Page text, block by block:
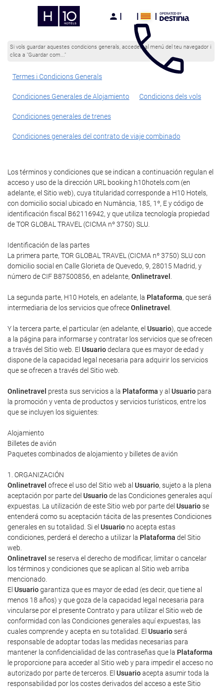
Si vols guardar aquestes condicions generals, accedeix al menú del teu navegador i
clica a "Guardar com..."
Termes i Condicions Generals
Condiciones Generales de Alojamiento Condicions dels vols
Condiciones generales de trenes
Condiciones generales del contrato de viaje combinado
Los términos y condiciones que se indican a continuación regulan el
acceso y uso de la dirección URL booking.h10hotels.com (en
adelante, el Sitio web), cuya titularidad corresponde a H10 Hotels,
con domicilio social ubicado en Numància, 185, 1º, E y código de
identificación fiscal B62116942, y que utiliza tecnología propiedad
de TOR GLOBAL TRAVEL (CICMA nº 3750) SLU.
Identificación de las partes
La primera parte, TOR GLOBAL TRAVEL (CICMA nº 3750) SLU con
domicilio social en Calle Glorieta de Quevedo, 9, 28015 Madrid, y
número de CIF B87500856, en adelante, Onlinetravel
La segunda parte, H10 Hotels, en adelante, la Plataforma, que será
intermediaria de los servicios que ofreceOnlinetravel
Y la tercera parte, el particular (en adelante, el Usuario), que accede
a la página para informarse y contratar los servicios que se ofrecen
a través del Sitio web. El Usuariodeclara que es mayor de edad y
dispone de la capacidad legal necesaria para adquirir los servicios
que se ofrecen a través del Sitio web.
Onlinetravel presta sus servicios a la Plataforma y al Usuario para
la promoción y venta de productos y servicios turísticos, entre los
que se incluyen los siguientes:
Alojamiento
Billetes de avión
Paquetes combinados de alojamiento y billetes de avión
1. ORGANIZACIÓN
Onlinetravel ofrece el uso del Sitio web al Usuario, sujeto a la plena
aceptación por parte del Usuariode las Condiciones generales aquí
expuestas. La utilización de este Sitio web por parte del Usuariose
entenderá como su aceptación tácita de las presentes Condiciones
generales en su totalidad. Si el Usuario no acepta estas
condiciones, perderá el derecho a utilizar la Plataforma del Sitio
web.
Onlinetravel se reserva el derecho de modificar, limitar o cancelar
los términos y condiciones que se aplican al Sitio web arriba
mencionado.
El Usuariogarantiza que es mayor de edad (es decir, que tiene al
menos 18 años) y que goza de la capacidad legal necesaria para
vincularse por el presente Contrato y para utilizar el Sitio web de
conformidad con las Condiciones generales aquí expuestas, las
cuales comprende y acepta en su totalidad. El Usuarioserá
responsable de adoptar todas las medidas necesarias para
mantener la confidencialidad de las contraseñas que la Plataforma
le proporcione para acceder al Sitio web y para impedir el acceso no
autorizado por parte de terceros. El Usuarioacepta asumir toda la
responsabilidad por los costes derivados del acceso a este Sitio